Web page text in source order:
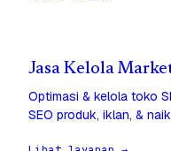
Jasa Kelola
Optimasi & kelola toko
SEO produk, iklan, &